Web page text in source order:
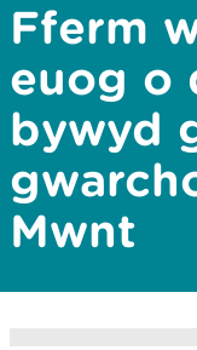
Fferm
euog o
bywyd
Mwnt